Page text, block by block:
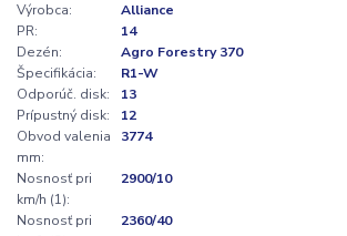
Výrobca:
Alliance
PR:
14
Dezén:
Agro Forestry 370
Špecifikácia:
R1-W
Odporúč. disk:
13
Prípustný disk:
12
Obvod valenia
mm:
3774
Nosnosť pri
km/h (1):
2900/10
Nosnosť pri
2360/40